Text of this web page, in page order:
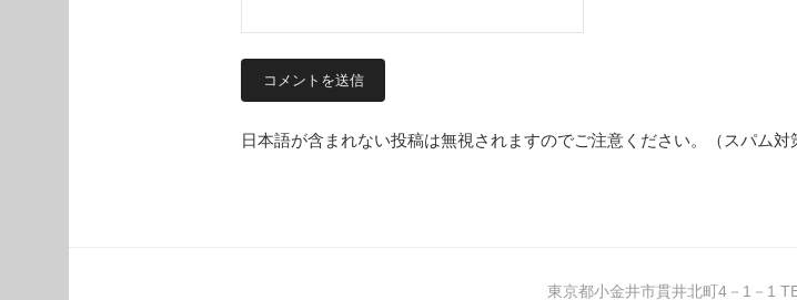
日本語が含まれない投稿は無視されますのでご注意ください。（スパム対
東京都小金井市貫井北町4－1－1